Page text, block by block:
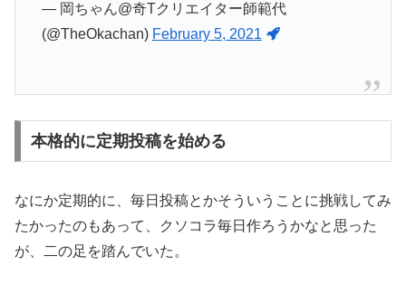
— 岡ちゃん@奇Tクリエイター師範代
(@TheOkachan) February 5, 2021
本格的に定期投稿を始める
なにか定期的に、毎日投稿とかそういうことに挑戦してみ
たかったのもあって、クソコラ毎日作ろうかなと思った
が、二の足を踏んでいた。